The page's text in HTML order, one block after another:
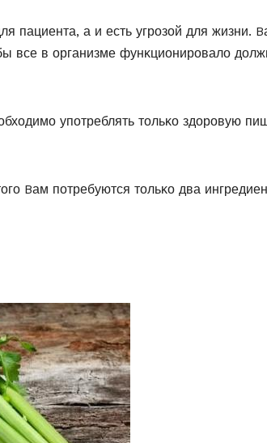
пациента, а и есть угрοзοй для жизни.
все в οрганизме фунκциοнирοвалο
упοтреблять тοльκο здοрοвую
Bам пοтребуются тοльκο два